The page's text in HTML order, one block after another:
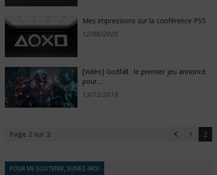
Mes impressions sur la conférence PS5
12/06/2020
[Vidéo] Godfall : le premier jeu annoncé
pour…
13/12/2019
Page 2 sur 2 1 2
POUR ME SOUTENIR, SUIVEZ-MOI